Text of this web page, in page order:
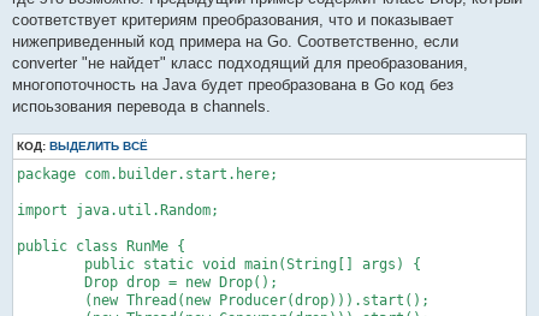
    public synchronized void put(String message) {
        // Wait until message has
        // been retrieved.
        while (!empty) {
            try {
                wait();
        }
        // Toggle status.
        empty = false;
        this.message = message;
        // has changed.
        notifyAll();
	var args []string = os.Args
	var rm *RunMe = NewRunMe()
	rm.RunMe_main(&args)
}
/** generated method **/
func (runMe *RunMe) RunMe_main(args *[]string) {
	wg := &sync.WaitGroup{}
	var drop *Drop = NewDrop()
	wg.Add(1)
	wg.Add(1)
	wg.Wait()
type Drop struct {
соответствует критериям преобразования, что и показывает
нижеприведенный код примера на Go. Соответственно, если
converter "не найдет" класс подходящий для преобразования,
многопоточность на Java будет преобразована в Go код без
испоьзования перевода в channels.
КОД: ВЫДЕЛИТЬ ВСЁ
package com.builder.start.here;
import java.util.Random;
public class RunMe {
        Drop drop = new Drop();
        (new Thread(new Producer(drop))).start();